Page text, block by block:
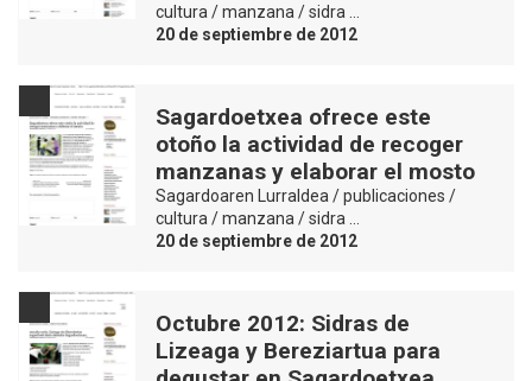
cultura / manzana / sidra …
20 de septiembre de 2012
Sagardoetxea ofrece este
otoño la actividad de recoger
manzanas y elaborar el mosto
Sagardoaren Lurraldea / publicaciones /
cultura / manzana / sidra …
20 de septiembre de 2012
Octubre 2012: Sidras de
Lizeaga y Bereziartua para